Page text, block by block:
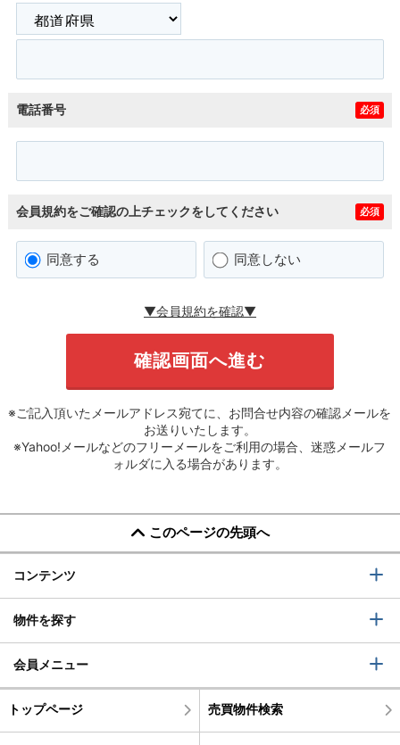
電話番号 必須
会員規約をご確認の上チェックをしてください 必須
同意する 同意しない
▼会員規約を確認▼
※ご記入頂いたメールアドレス宛てに、お問合せ内容の確認メールを
お送りいたします。
※Yahoo!メールなどのフリーメールをご利用の場合、迷惑メールフ
ォルダに入る場合があります。
このページの先頭へ
コンテンツ
物件を探す
会員メニュー
トップページ 売買物件検索